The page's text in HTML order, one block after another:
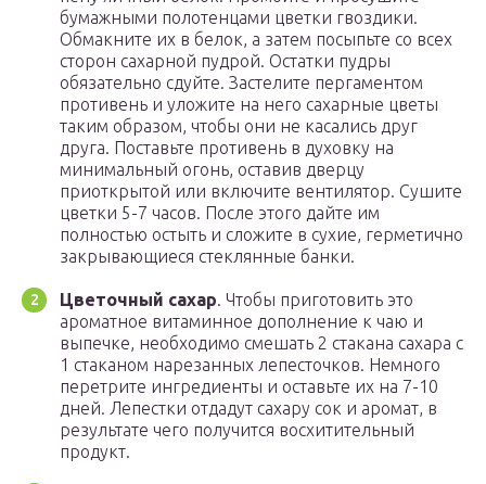
бумажными полотенцами цветки гвоздики.
Обмакните их в белок, а затем посыпьте со всех
сторон сахарной пудрой. Остатки пудры
обязательно сдуйте. Застелите пергаментом
противень и уложите на него сахарные цветы
таким образом, чтобы они не касались друг
друга. Поставьте противень в духовку на
минимальный огонь, оставив дверцу
приоткрытой или включите вентилятор. Сушите
цветки 5-7 часов. После этого дайте им
полностью остыть и сложите в сухие, герметично
закрывающиеся стеклянные банки.
Цветочный сахар. Чтобы приготовить это
ароматное витаминное дополнение к чаю и
выпечке, необходимо смешать 2 стакана сахара с
1 стаканом нарезанных лепесточков. Немного
перетрите ингредиенты и оставьте их на 7-10
дней. Лепестки отдадут сахару сок и аромат, в
результате чего получится восхитительный
продукт.